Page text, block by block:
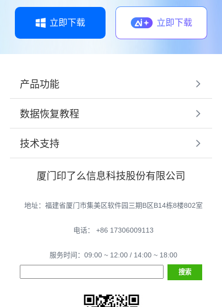
立即下载 立即下载
产品功能
数据恢复教程
技术支持
厦门印了么信息科技股份有限公司
地址：福建省厦门市集美区软件园三期B区B14栋8楼802室
电话： +86 17306009113
服务时间：09:00 ~ 12:00 / 14:00 ~ 18:00